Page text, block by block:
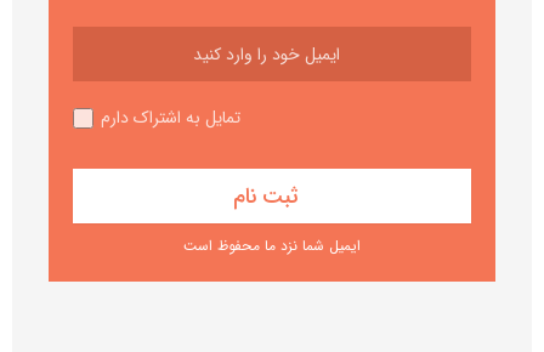
تمایل به اشتراک دارم
ایمیل شما نزد ما محفوظ است